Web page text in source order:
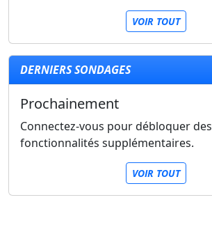
VOIR TOUT
DERNIERS SONDAGES
Prochainement
Connectez-vous pour débloquer des
fonctionnalités supplémentaires.
VOIR TOUT